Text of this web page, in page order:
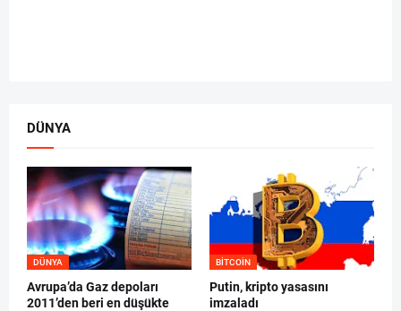
DÜNYA
DÜNYA
Avrupa’da Gaz depoları
2011’den beri en düşükte
BITCOIN
Putin, kripto yasasını
imzaladı